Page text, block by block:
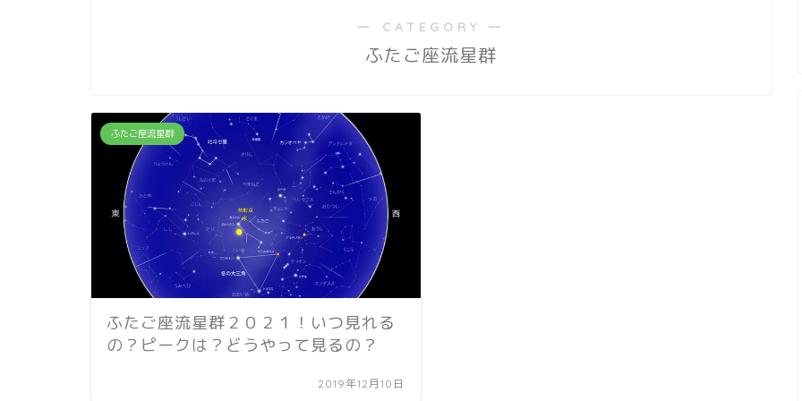
― CATEGORY ―
ふたご座流星群
ふたご座流星群
ふたご座流星群２０２１！いつ見れる
の？ピークは？どうやって見るの？
2019年12月10日